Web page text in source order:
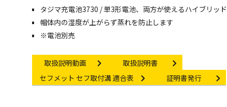
タジマ充電池3730 / 単3形電池、両方が使えるハイブリッ
帽体内の湿度が上がらず蒸れを防止します
※電池別売
Instruction video
取扱説明動画 Instruction manual
取扱説明書
Other link
セフメット セフ取付溝 適合表 Certificate Issuance
証明書発行